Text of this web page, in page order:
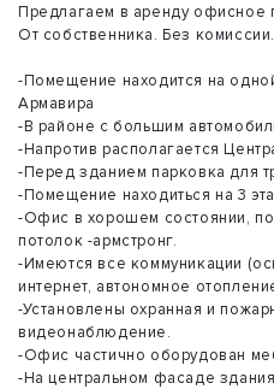
Предлагаем в аренду офисное
От собственника. Без комиссии.
-Помещение находится на
Армавира
-В районе с большим
-Напротив располагается
-Перед зданием парковка для
-Помещение находиться на 3
-Офис в хорошем состоянии,
потолок -армстронг.
-Имеются все коммуникации
интернет, автономное
-Установлены охранная и
видеонаблюдение.
-Офис частично оборудован
-На центральном фасаде